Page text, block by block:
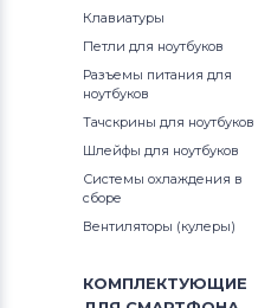
Клавиатуры
Петли для ноутбуков
Разъемы питания для
ноутбуков
Тачскрины для ноутбуков
Шлейфы для ноутбуков
Системы охлаждения в
сборе
Вентиляторы (кулеры)
КОМПЛЕКТУЮЩИЕ